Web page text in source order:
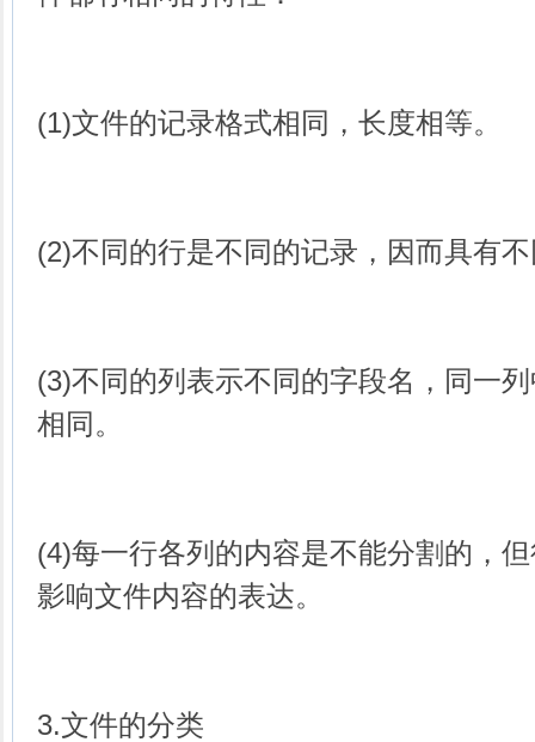
(1)文件的记录格式相同，长度相等。
(2)不同的行是不同的记录，因而具有
(3)不同的列表示不同的字段名，同一
相同。
(4)每一行各列的内容是不能分割的，
影响文件内容的表达。
3.文件的分类